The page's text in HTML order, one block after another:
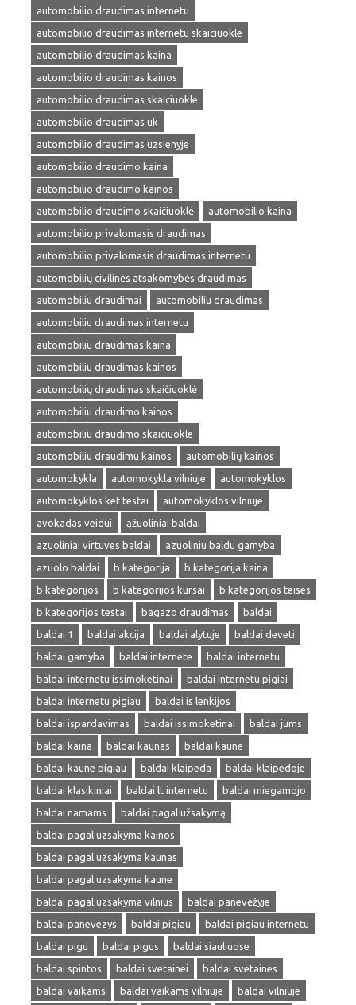
automobilio draudimas internetu
automobilio draudimas internetu skaiciuokle
automobilio draudimas kaina
automobilio draudimas kainos
automobilio draudimas skaiciuokle
automobilio draudimas uk
automobilio draudimas uzsienyje
automobilio draudimo kaina
automobilio draudimo kainos
automobilio draudimo skaičiuoklė
automobilio kaina
automobilio privalomasis draudimas
automobilio privalomasis draudimas internetu
automobilių civilinės atsakomybės draudimas
automobiliu draudimai
automobiliu draudimas
automobiliu draudimas internetu
automobiliu draudimas kaina
automobiliu draudimas kainos
automobilių draudimas skaičiuoklė
automobiliu draudimo kainos
automobiliu draudimo skaiciuokle
automobiliu draudimu kainos
automobilių kainos
automokykla
automokykla vilniuje
automokyklos
automokyklos ket testai
automokyklos vilniuje
avokadas veidui
ąžuoliniai baldai
azuoliniai virtuves baldai
azuoliniu baldu gamyba
azuolo baldai
b kategorija
b kategorija kaina
b kategorijos
b kategorijos kursai
b kategorijos teises
b kategorijos testai
bagazo draudimas
baldai
baldai 1
baldai akcija baldai alytuje
baldai deveti
baldai gamyba
baldai internete
baldai internetu
baldai internetu issimoketinai
baldai internetu pigiai
baldai internetu pigiau
baldai is lenkijos
baldai ispardavimas
baldai issimoketinai
baldai jums
baldai kaina
baldai kaunas
baldai kaune
baldai kaune pigiau
baldai klaipeda
baldai klaipedoje
baldai klasikiniai
baldai lt internetu
baldai miegamojo
baldai namams
baldai pagal užsakymą
baldai pagal uzsakyma kainos
baldai pagal uzsakyma kaunas
baldai pagal uzsakyma kaune
baldai pagal uzsakyma vilnius
baldai panevėžyje
baldai panevezys
baldai pigiau
baldai pigiau internetu
baldai pigu
baldai pigus
baldai siauliuose
baldai spintos
baldai svetainei
baldai svetaines
baldai vaikams
baldai vaikams vilniuje
baldai vilniuje